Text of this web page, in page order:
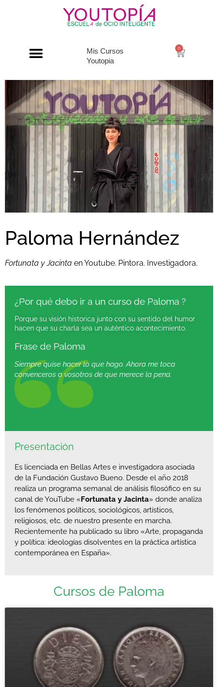
Mis Cursos
Youtopia
0
Paloma Hernández
Fortunata y Jacinta en Youtube. Pintora. Investigadora.
¿Por qué debo ir a un curso de Paloma ?
Porque su visión historica junto con su sentido del humor
hacen que su charla sea un auténtico acontecimiento.
Frase de Paloma
Siempre quise hacer lo que hago. Ahora me toca
convenceros a vosotros de que merece la pena.
Presentación
Es licenciada en Bellas Artes e investigadora asociada
de la Fundación Gustavo Bueno. Desde el año 2018
realiza un programa semanal de análisis filosófico en su
canal de YouTube « Fortunata y Jacinta» donde analiza
los fenómenos políticos, sociológicos, artísticos,
religiosos, etc. de nuestro presente en marcha.
Recientemente ha publicado su libro «Arte, propaganda
y política: ideologías disolventes en la práctica artística
contemporánea en España».
Cursos de Paloma